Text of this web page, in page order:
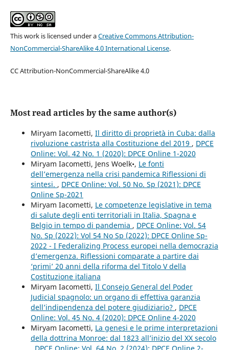
This work is licensed under aCreative Commons Attribution-
NonCommercial-ShareAlike 4.0 International License.
CC Attribution-NonCommercial-ShareAlike 4.0
Most read articles by the same author(s)
Miryam Iacometti, Il diritto di proprietà in Cuba: dalla
rivoluzione castrista alla Costituzione del 2019 , DPCE
Online: Vol. 42 No. 1 (2020): DPCE Online 1-2020
Miryam Iacometti, Jens Woelk•, Le fonti
dell’emergenza nella crisi pandemica Riflessioni di
sintesi. , DPCE Online: Vol. 50 No. Sp (2021): DPCE
Online Sp-2021
Miryam Iacometti, Le competenze legislative in tema
di salute degli enti territoriali in Italia, Spagna e
Belgio in tempo di pandemia , DPCE Online: Vol. 54
No. Sp (2022): Vol 54 No Sp (2022): DPCE Online Sp-
2022 - I Federalizing Process europei nella democrazia
d’emergenza. Riflessioni comparate a partire dai
‘primi’ 20 anni della riforma del Titolo V della
Costituzione italiana
Miryam Iacometti, Il Consejo General del Poder
Judicial spagnolo: un organo di effettiva garanzia
dell’indipendenza del potere giudiziario? , DPCE
Online: Vol. 45 No. 4 (2020): DPCE Online 4-2020
Miryam Iacometti, La genesi e le prime interpretazioni
della dottrina Monroe: dal 1823 all’inizio del XX secolo
DPCE Online: Vol. 64 No. 2 (2024): DPCE Online 2-